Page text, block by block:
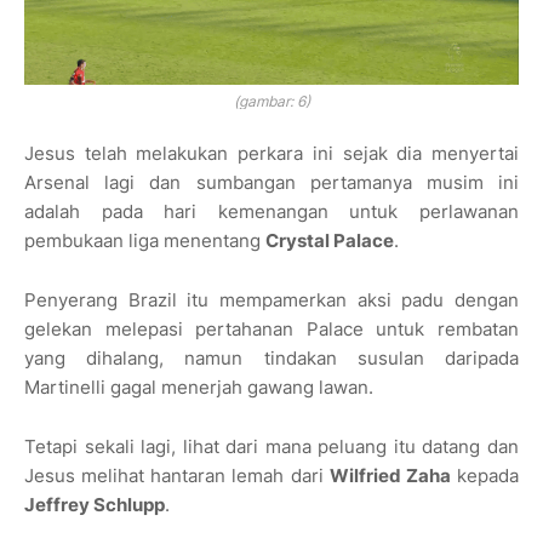
(gambar: 6)
Jesus telah melakukan perkara ini sejak dia menyertai
Arsenal lagi dan sumbangan pertamanya musim ini
adalah pada hari kemenangan untuk perlawanan
pembukaan liga menentang Crystal Palace.
Penyerang Brazil itu mempamerkan aksi padu dengan
gelekan melepasi pertahanan Palace untuk rembatan
yang dihalang, namun tindakan susulan daripada
Martinelli gagal menerjah gawang lawan.
Tetapi sekali lagi, lihat dari mana peluang itu datang dan
Jesus melihat hantaran lemah dari Wilfried Zaha kepada
Jeffrey Schlupp.